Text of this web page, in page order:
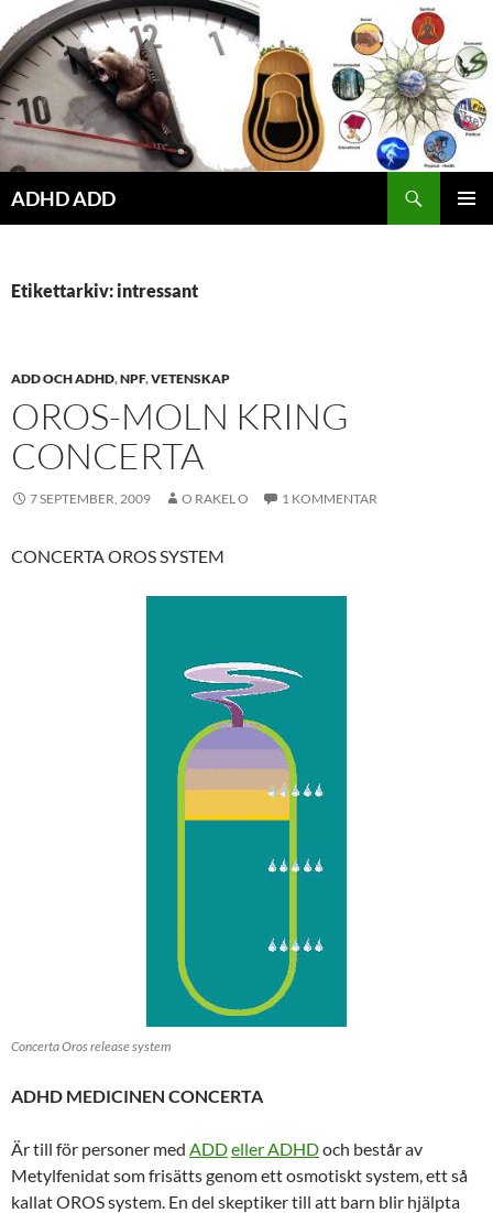
Hoppa
till
innehåll
ADHD ADD
Etikettarkiv: intressant
ADD OCH ADHD,NPF,VETENSKAP
OROS-MOLN KRING
CONCERTA
7 SEPTEMBER, 2009 O RAKEL O 1 KOMMENTAR
CONCERTA OROS SYSTEM
Concerta Oros release system
ADHD MEDICINEN CONCERTA
Är till för personer med ADDeller ADHDoch består av
Metylfenidat som frisätts genom ett osmotiskt system, ett så
kallat OROS system. En del skeptiker till att barn blir hjälpta